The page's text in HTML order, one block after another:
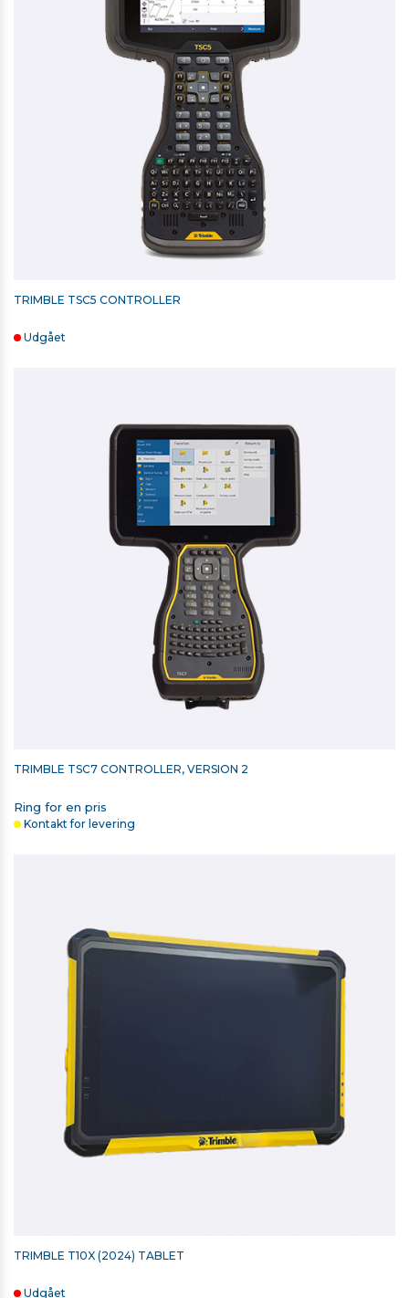
TRIMBLE TSC5 CONTROLLER
Udgået
TRIMBLE TSC7 CONTROLLER, VERSION 2
Ring for en pris
Kontakt for levering
TRIMBLE T10X (2024) TABLET
Udgået